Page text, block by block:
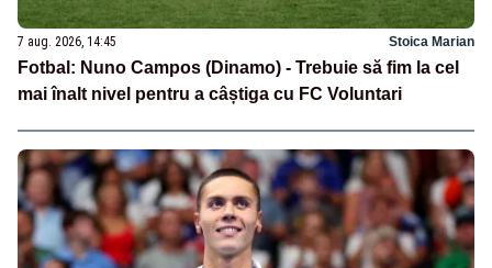
7 aug. 2026, 14:45 Stoica Marian
Fotbal: Nuno Campos (Dinamo) - Trebuie să fim la cel
mai înalt nivel pentru a câștiga cu FC Voluntari